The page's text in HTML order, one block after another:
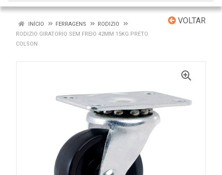
VOLTAR
INÍCIO FERRAGENS
RODIZIO
RODIZIO GIRATORIO SEM FREIO 42MM 15KG PRETO
COLSON